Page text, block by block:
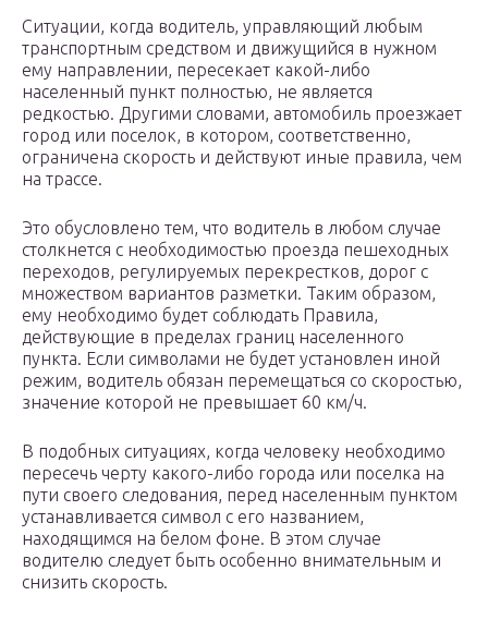
Ситуации, когда водитель, управляющий любым
транспортным средством и движущийся в нужном
ему направлении, пересекает какой-либо
населенный пункт полностью, не является
редкостью. Другими словами, автомобиль проезжает
город или поселок, в котором, соответственно,
ограничена скорость и действуют иные правила, чем
на трассе.
Это обусловлено тем, что водитель в любом случае
столкнется с необходимостью проезда пешеходных
переходов, регулируемых перекрестков, дорог с
множеством вариантов разметки. Таким образом,
ему необходимо будет соблюдать Правила,
действующие в пределах границ населенного
пункта. Если символами не будет установлен иной
режим, водитель обязан перемещаться со скоростью,
значение которой не превышает 60 км/ч.
В подобных ситуациях, когда человеку необходимо
пересечь черту какого-либо города или поселка на
пути своего следования, перед населенным пунктом
устанавливается символ с его названием,
находящимся на белом фоне. В этом случае
водителю следует быть особенно внимательным и
снизить скорость.